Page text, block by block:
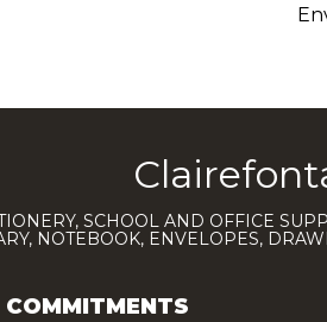
SCHOOL AND OFFICE
NOTEBOOK, ENVELOPES,
COMMITMENTS